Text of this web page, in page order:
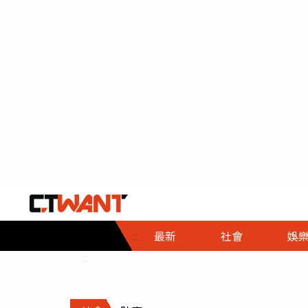
::: 最新 社會
社會首頁
時事
調查
娛樂
娛樂首頁
即時
財經首頁
熱線
政